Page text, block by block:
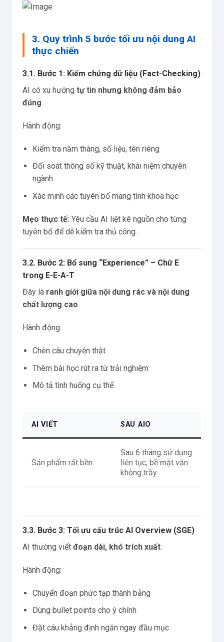
3. Quy trình 5 bước tối ưu nội dung AI
thực chiến
3.1. Bước 1: Kiểm chứng dữ liệu (Fact-Checking)
AI có xu hướng tự tin nhưng không đảm bảo
đúng.
Hành động:
Kiểm tra năm tháng, số liệu, tên riêng
Đối soát thông số kỹ thuật, khái niệm chuyên
ngành
Xác minh các tuyên bố mang tính khoa học
Mẹo thực tế: Yêu cầu AI liệt kê nguồn cho từng
tuyên bố để dễ kiểm tra thủ công.
3.2. Bước 2: Bổ sung “Experience” – Chữ E
trong E-E-A-T
Đây là ranh giới giữa nội dung rác và nội dung
chất lượng cao.
Hành động:
Chèn câu chuyện thật
Thêm bài học rút ra từ trải nghiệm
Mô tả tình huống cụ thể
AI VIẾT SAU AIO
Sản phẩm rất bền
Sau 6 tháng sử dụng
liên tục, bề mặt vẫn
không trầy
3.3. Bước 3: Tối ưu cấu trúc AI Overview (SGE)
AI thường viết đoạn dài, khó trích xuất.
Hành động:
Chuyển đoạn phức tạp thành bảng
Dùng bullet points cho ý chính
Đặt câu khẳng định ngắn ngay đầu mục